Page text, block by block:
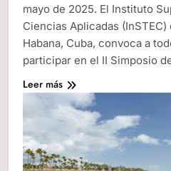
mayo de 2025. El Instituto
Ciencias Aplicadas
Habana, Cuba, convoca a
participar en el II Simposio
Leer más